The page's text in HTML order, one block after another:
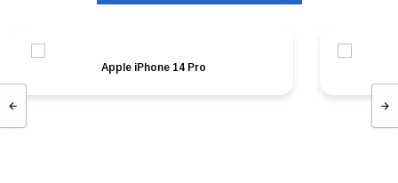
Apple iPhone 14 Pro